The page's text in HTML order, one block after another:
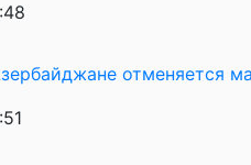
отменяется